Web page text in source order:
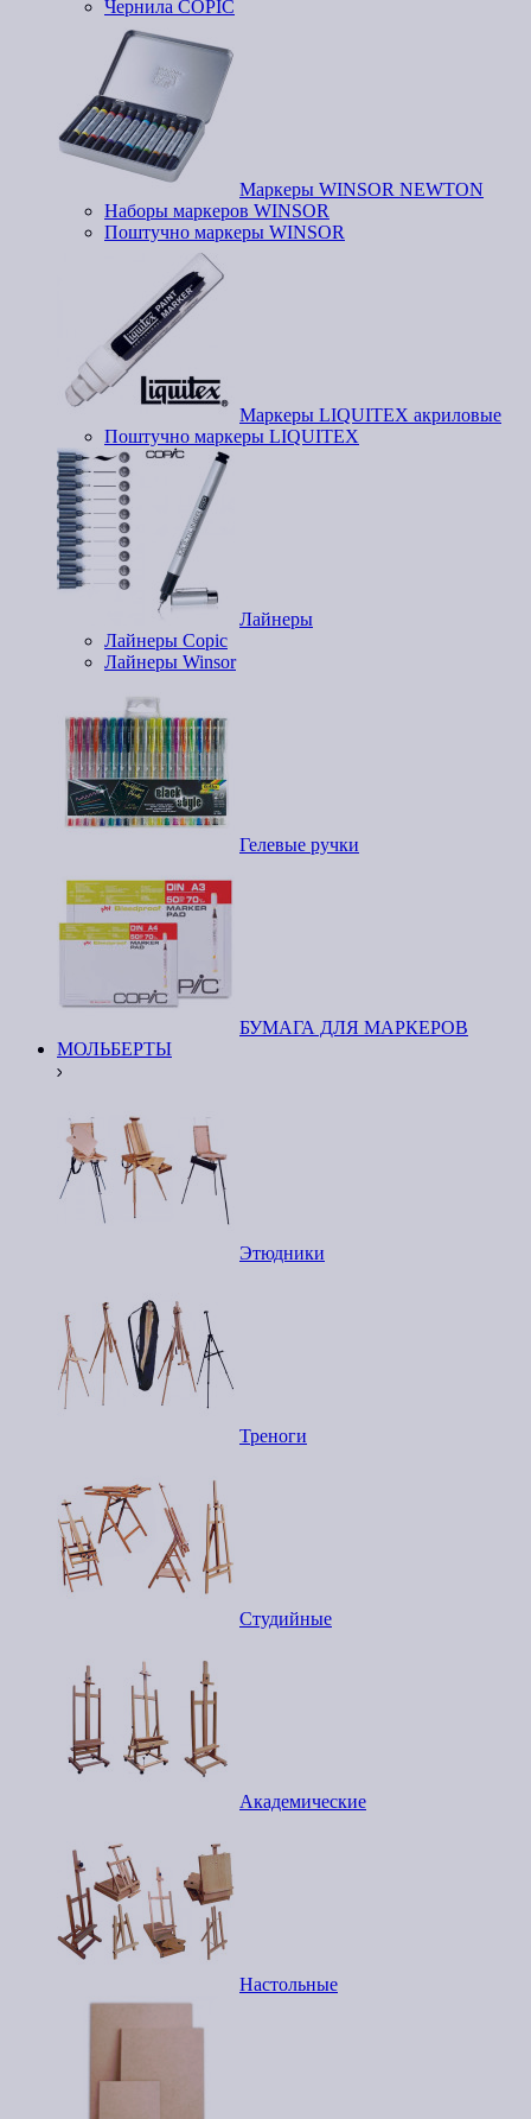
Чернила COPIC
Маркеры WINSOR NEWTON
Наборы маркеров WINSOR
Поштучно маркеры WINSOR
Маркеры LIQUITEX акриловые
Поштучно маркеры LIQUITEX
Лайнеры
Лайнеры Copic
Лайнеры Winsor
Гелевые ручки
БУМАГА ДЛЯ МАРКЕРОВ
МОЛЬБЕРТЫ
Этюдники
Треноги
Студийные
Академические
Настольные